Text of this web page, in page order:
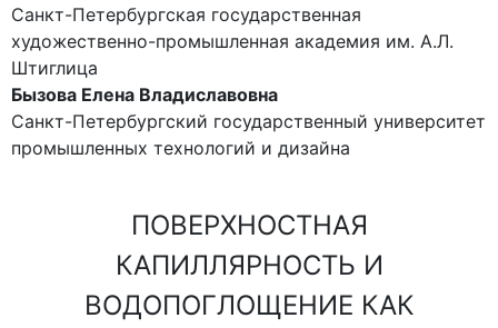
Санкт-Петербургская государственная
художественно-промышленная академия им. А.Л.
Штиглица
Бызова Елена Владиславовна
Санкт-Петербургский государственный университет
промышленных технологий и дизайна
ПОВЕРХНОСТНАЯ
КАПИЛЛЯРНОСТЬ И
ВОДОПОГЛОЩЕНИЕ КАК